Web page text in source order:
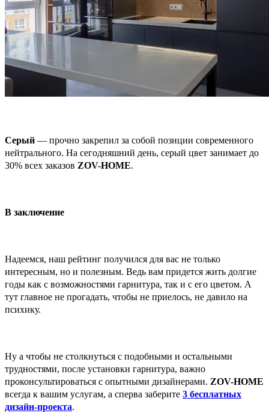
Серый — прочно закрепил за собой позиции современного
нейтрального. На сегодняшний день, серый цвет занимает до
30% всех заказов ZOV-HOME.
В заключение
Надеемся, наш рейтинг получился для вас не только
интересным, но и полезным. Ведь вам придется жить долгие
годы как с возможностями гарнитура, так и с его цветом. А
тут главное не прогадать, чтобы не приелось, не давило на
психику.
Ну а чтобы не столкнуться с подобными и остальными
трудностями, после установки гарнитура, важно
проконсультироваться с опытными дизайнерами. ZOV-HOME
всегда к вашим услугам, а сперва заберите 3 бесплатных
дизайн-проекта.